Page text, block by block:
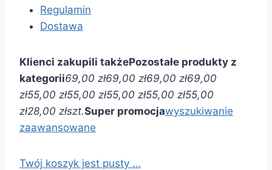
Regulamin
Dostawa
Klienci zakupili takżePozostałe produkty z
kategorii69,00 zł69,00 zł69,00 zł69,00
zł55,00 zł55,00 zł55,00 zł55,00 zł55,00
zł28,00 złszt.Super promocjawyszukiwanie
zaawansowane
Twój koszyk jest pusty …